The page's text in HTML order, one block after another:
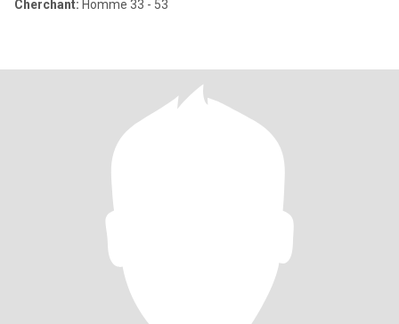
Cherchant: Homme 33 - 53